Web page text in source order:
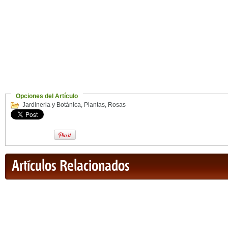
Opciones del Artículo
Jardineria y Botánica, Plantas, Rosas
Artículos Relacionados